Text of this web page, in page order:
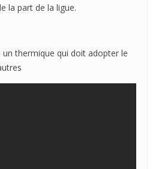
la part de la ligue.
un thermique qui doit adopter le